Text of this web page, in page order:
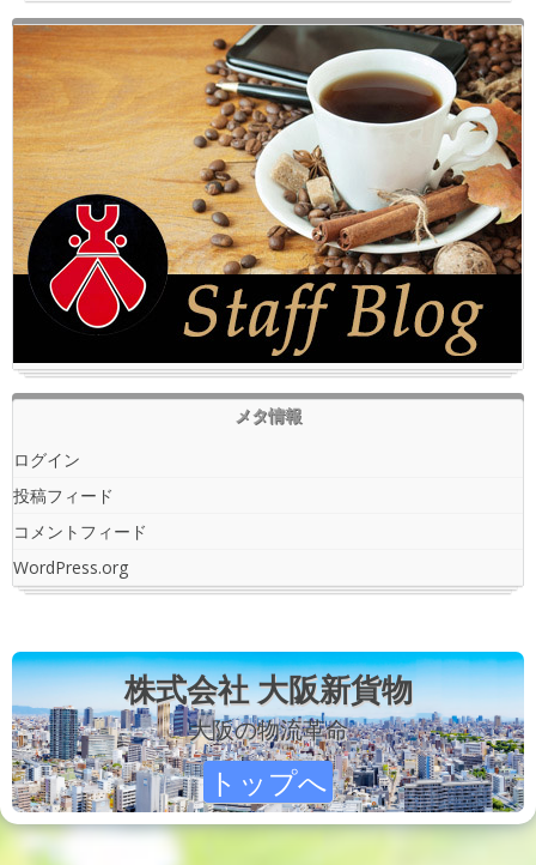
メタ情報
ログイン
投稿フィード
コメントフィード
WordPress.org
株式会社 大阪新貨物
大阪の物流革命
トップへ